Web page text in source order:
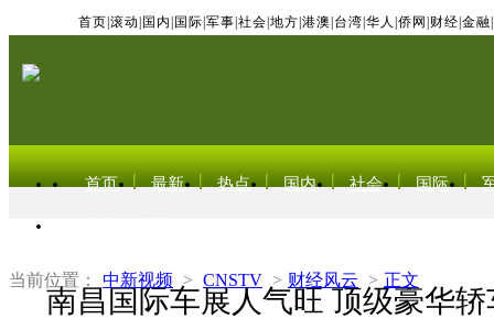
首页 滚动 国内 国际 军事 社会 地方 港澳 台湾 华人 侨网 财经 金融
首页 最新 热点 国内 社会 国际
当前位置： 中新视频 > CNSTV > 财经风云 > 正文
南昌国际车展人气旺 顶级豪华